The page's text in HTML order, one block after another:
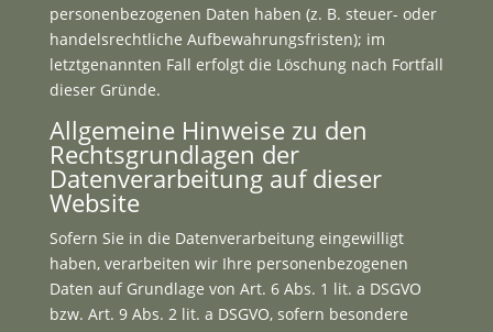
personenbezogenen Daten haben (z. B. steuer- oder
handelsrechtliche Aufbewahrungsfristen); im
letztgenannten Fall erfolgt die Löschung nach Fortfall
dieser Gründe.
Allgemeine Hinweise zu den
Rechtsgrundlagen der
Datenverarbeitung auf dieser
Website
Sofern Sie in die Datenverarbeitung eingewilligt
haben, verarbeiten wir Ihre personenbezogenen
Daten auf Grundlage von Art. 6 Abs. 1 lit. a DSGVO
bzw. Art. 9 Abs. 2 lit. a DSGVO, sofern besondere